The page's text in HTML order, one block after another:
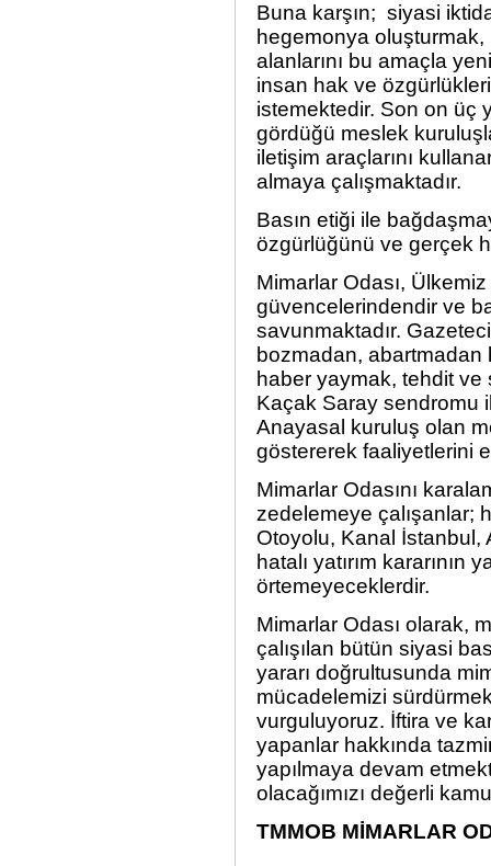
Buna karşın; siyasi
hegemonya oluşturmak,
alanlarını bu amaçla
insan hak ve
istemektedir. Son on üç
gördüğü meslek
iletişim araçlarını
almaya çalışmaktadır.
Basın etiği ile
özgürlüğünü ve gerçek
Mimarlar Odası,
güvencelerindendir ve
savunmaktadır.
bozmadan, abartmadan
haber yaymak, tehdit
Kaçak Saray sendromu
Anayasal kuruluş olan
göstererek faaliyetlerini
Mimarlar Odasını
zedelemeye çalışanlar;
Otoyolu, Kanal İstanbul,
hatalı yatırım kararının
örtemeyeceklerdir.
Mimarlar Odası olarak,
çalışılan bütün siyasi
yararı doğrultusunda
mücadelemizi
vurguluyoruz. İftira ve
yapanlar hakkında
yapılmaya devam
olacağımızı değerli
TMMOB MİMARLAR